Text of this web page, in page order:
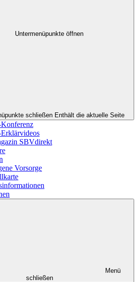
Untermenüpunkte öffnen
schließen Enthält die aktuelle Seite
SBVdirekt
Vorsorge
Menü
schließen